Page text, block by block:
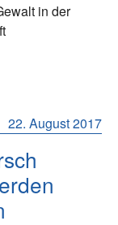
in der
22. August 2017